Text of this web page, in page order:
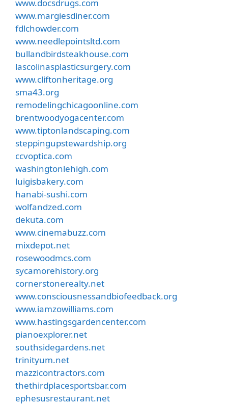
www.docsdrugs.com
www.margiesdiner.com
fdlchowder.com
www.needlepointsltd.com
bullandbirdsteakhouse.com
lascolinasplasticsurgery.com
www.cliftonheritage.org
sma43.org
remodelingchicagoonline.com
brentwoodyogacenter.com
www.tiptonlandscaping.com
steppingupstewardship.org
ccvoptica.com
washingtonlehigh.com
luigisbakery.com
hanabi-sushi.com
wolfandzed.com
dekuta.com
www.cinemabuzz.com
mixdepot.net
rosewoodmcs.com
sycamorehistory.org
cornerstonerealty.net
www.consciousnessandbiofeedback.org
www.iamzowilliams.com
www.hastingsgardencenter.com
pianoexplorer.net
southsidegardens.net
trinityum.net
mazzicontractors.com
thethirdplacesportsbar.com
ephesusrestaurant.net